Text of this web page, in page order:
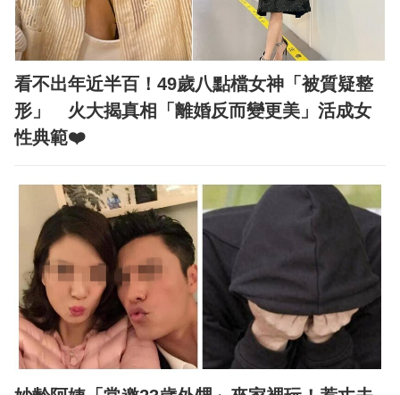
看不出年近半百！49歲八點檔女神「被質疑整
形」 火大揭真相「離婚反而變更美」活成女
性典範❤️